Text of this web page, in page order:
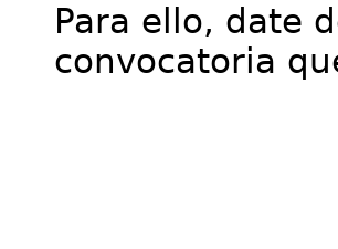
Para ello, date
convocatoria